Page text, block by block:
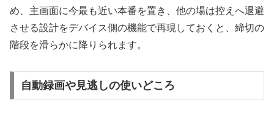
め、主画面に今最も近い本番を置き、他の場は控えへ退避
させる設計をデバイス側の機能で再現しておくと、締切の
階段を滑らかに降りられます。
自動録画や見逃しの使いどころ